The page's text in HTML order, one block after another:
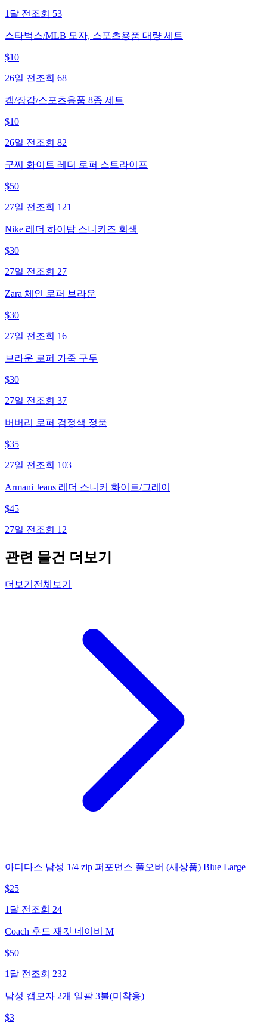
1달 전 조회 53
스타벅스/MLB 모자, 스포츠용품 대량 세트
$10
26일 전 조회 68
캡/장갑/스포츠용품 8종 세트
$10
26일 전 조회 82
구찌 화이트 레더 로퍼 스트라이프
$50
27일 전 조회 121
Nike 레더 하이탑 스니커즈 회색
$30
27일 전 조회 27
Zara 체인 로퍼 브라운
$30
27일 전 조회 16
브라운 로퍼 가죽 구두
$30
27일 전 조회 37
버버리 로퍼 검정색 정품
$35
27일 전 조회 103
Armani Jeans 레더 스니커 화이트/그레이
$45
27일 전 조회 12
관련 물건 더보기
더보기 전체보기
아디다스 남성 1/4 zip 퍼포먼스 풀오버 (새상품) Blue Large
$25
1달 전 조회 24
Coach 후드 재킷 네이비 M
$50
1달 전 조회 232
남성 캡모자 2개 일괄 3불(미착용)
$3